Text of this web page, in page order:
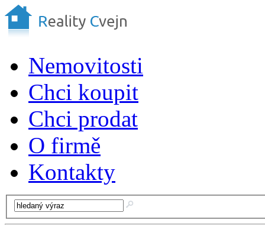
Nemovitosti
Chci koupit
Chci prodat
O firmě
Kontakty